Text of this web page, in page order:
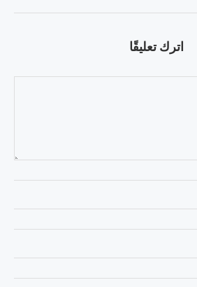
اترك تعليقًا